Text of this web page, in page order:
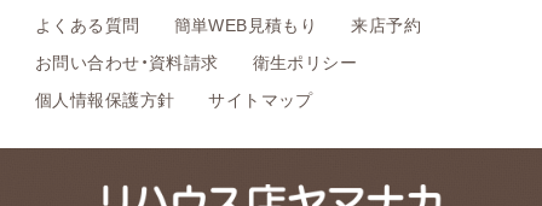
よくある質問
簡単WEB見積もり
来店予約
お問い合わせ・資料請求
衛生ポリシー
個人情報保護方針
サイトマップ